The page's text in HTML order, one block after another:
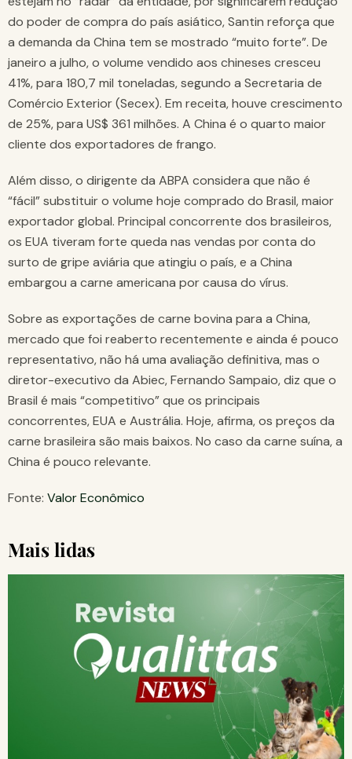
do poder de compra do país asiático, Santin reforça que
a demanda da China tem se mostrado “muito forte”. De
janeiro a julho, o volume vendido aos chineses cresceu
41%, para 180,7 mil toneladas, segundo a Secretaria de
Comércio Exterior (Secex). Em receita, houve crescimento
de 25%, para US$ 361 milhões. A China é o quarto maior
cliente dos exportadores de frango.
Além disso, o dirigente da ABPA considera que não é
“fácil” substituir o volume hoje comprado do Brasil, maior
exportador global. Principal concorrente dos brasileiros,
os EUA tiveram forte queda nas vendas por conta do
surto de gripe aviária que atingiu o país, e a China
embargou a carne americana por causa do vírus.
Sobre as exportações de carne bovina para a China,
mercado que foi reaberto recentemente e ainda é pouco
representativo, não há uma avaliação definitiva, mas o
diretor-executivo da Abiec, Fernando Sampaio, diz que o
Brasil é mais “competitivo” que os principais
concorrentes, EUA e Austrália. Hoje, afirma, os preços da
carne brasileira são mais baixos. No caso da carne suína, a
China é pouco relevante.
Fonte: Valor Econômico
Mais lidas